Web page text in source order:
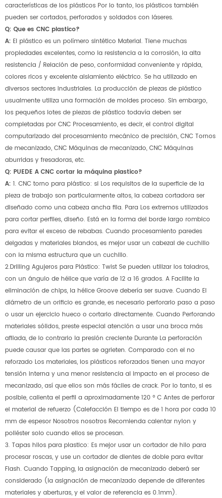
características de los plásticos Por lo tanto, los plásticos también
pueden ser cortados, perforados y soldados con láseres.
Q: Que es CNC plastico?
A: El plástico es un polímero sintético Material. Tiene muchas
propiedades excelentes, como la resistencia a la corrosión, la alta
resistencia / Relación de peso, conformidad conveniente y rápida,
colores ricos y excelente aislamiento eléctrico. Se ha utilizado en
diversos sectores industriales. La producción de piezas de plástico
usualmente utiliza una formación de moldes proceso. Sin embargo,
los pequeños lotes de piezas de plástico todavía deben ser
completadas por CNC Procesamiento, es decir, el control digital
computarizado del procesamiento mecánico de precisión, CNC Tornos
de mecanizado, CNC Máquinas de mecanizado, CNC Máquinas
aburridas y fresadoras, etc.
Q: PUEDE A CNC cortar la máquina plastico?
A: 1. CNC torno para plástico: si Los requisitos de la superficie de la
pieza de trabajo son particularmente altos, la cabeza cortadora ser
diseñado como una cabeza ancha fila. Para Los extremos utilizados
para cortar perfiles, diseño. Está en la forma del borde largo rombico
para evitar el exceso de rebabas. Cuando procesamiento paredes
delgadas y materiales blandos, es mejor usar un cabezal de cuchillo
con la misma estructura que un cuchillo.
2.Drilling Agujeros para Plástico: Twist Se pueden utilizar los taladros,
con un ángulo de hélice que varía de 12 a 16 grados. A Facilite la
eliminación de chips, la hélice Groove debería ser suave. Cuando El
diámetro de un orificio es grande, es necesario perforarlo paso a paso
o usar un ejercicio hueco o cortarlo directamente. Cuando Perforando
materiales sólidos, preste especial atención a usar una broca más
afilada, de lo contrario la presión creciente Durante La perforación
puede causar que las partes se agrieten. Comparado con el no
reforzado Los materiales, los plásticos reforzados tienen una mayor
tensión interna y una menor resistencia al impacto en el proceso de
mecanizado, así que ellos son más fáciles de crack. Por lo tanto, si es
posible, calienta el perfil a aproximadamente 120 ° C Antes de perforar
el material de refuerzo (Calefacción El tiempo es de 1 hora por cada 10
mm de espesor Nosotros nosotros Recomienda calentar nylon y
poliéster solo cuando ellos se procesan.
3. Tapas hilos para plastico: Es mejor usar un cortador de hilo para
procesar roscas, y use un cortador de dientes de doble para evitar
Flash. Cuando Tapping, la asignación de mecanizado deberá ser
considerado (la asignación de mecanizado depende de diferentes
materiales y aberturas, y el valor de referencia es 0.1mm).